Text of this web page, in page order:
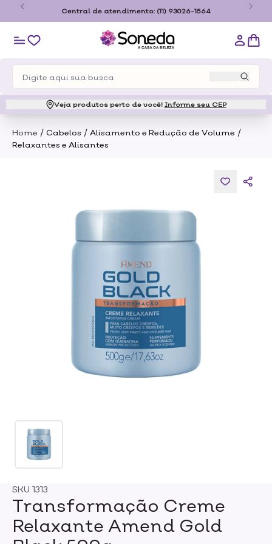
a partir de R$179,00 somente para o estado de São
Veja produtos perto de você! Informe seu CEP
Home / Cabelos / Alisamento e Redução de Volume /
Relaxantes e Alisantes
SKU 1313
Transformação Creme
Relaxante Amend Gold